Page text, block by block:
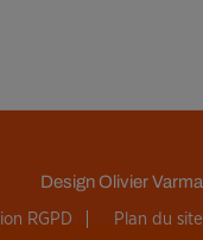
DesignOlivier Varma
RGPD Plan du site